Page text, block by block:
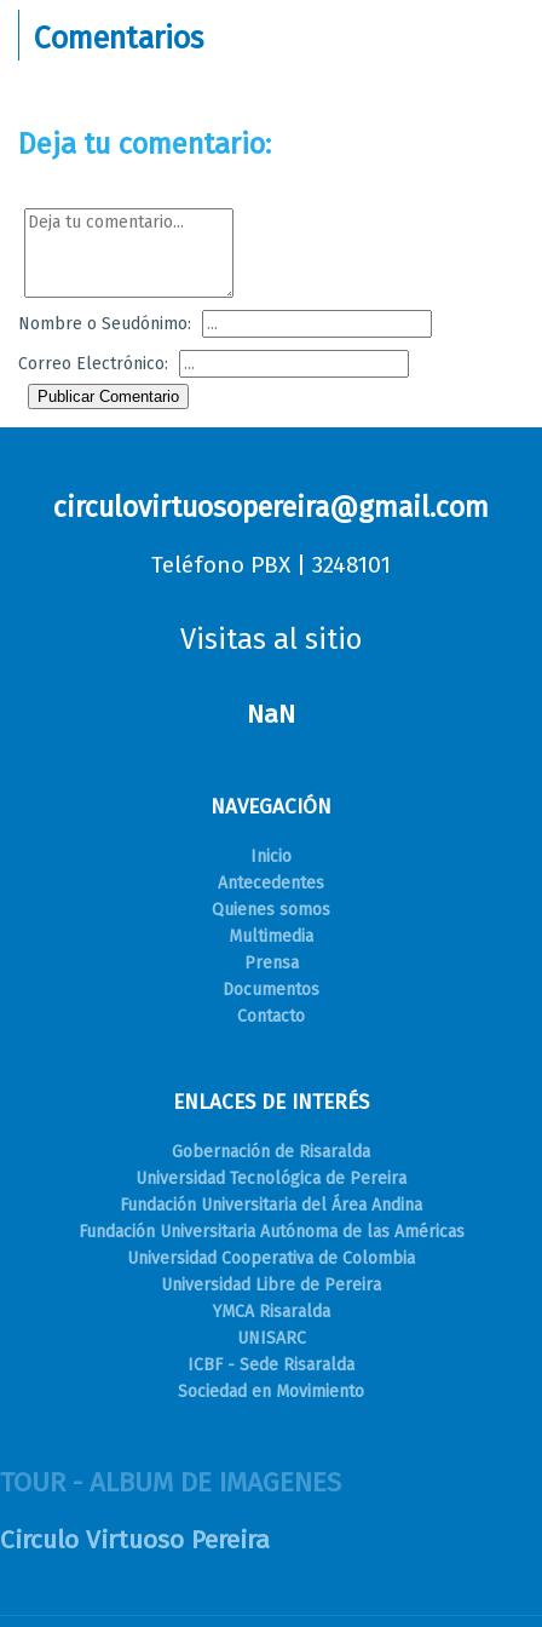
Comentarios
Deja tu comentario:
Nombre o Seudónimo:
Correo Electrónico:
Publicar Comentario
circulovirtuosopereira@gmail.com
Teléfono PBX | 3248101
Visitas al sitio
NaN
NAVEGACIÓN
Inicio
Antecedentes
Quienes somos
Multimedia
Prensa
Documentos
Contacto
ENLACES DE INTERÉS
Gobernación de Risaralda
Universidad Tecnológica de Pereira
Fundación Universitaria del Área Andina
Fundación Universitaria Autónoma de las Américas
Universidad Cooperativa de Colombia
Universidad Libre de Pereira
YMCA Risaralda
UNISARC
ICBF - Sede Risaralda
Sociedad en Movimiento
TOUR - ALBUM DE IMAGENES
Circulo Virtuoso Pereira